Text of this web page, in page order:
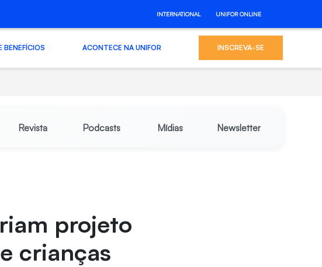
INTERNATIONAL UNIFOR ONLINE
BENEFÍCIOS ACONTECE NA UNIFOR INSCREVA-SE
Revista Podcasts Mídias Newsletter
projeto
crianças